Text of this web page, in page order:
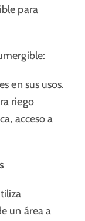
para
en sus usos.
riego
acceso a
un área a